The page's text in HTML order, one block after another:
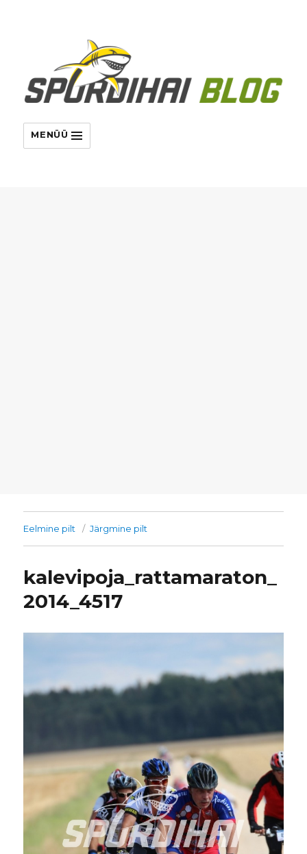
MENÜÜ
Eelmine pilt Järgmine pilt
kalevipoja_rattamaraton_
2014_4517